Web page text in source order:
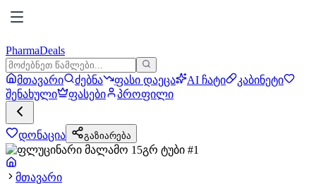
PharmaDeals
მთავარი ძებნა ფასი დაეცა AI ჩატი
კაბინეტი
შენახული
ფასები პროფილი
დონაცია გაზიარება
მთავარი